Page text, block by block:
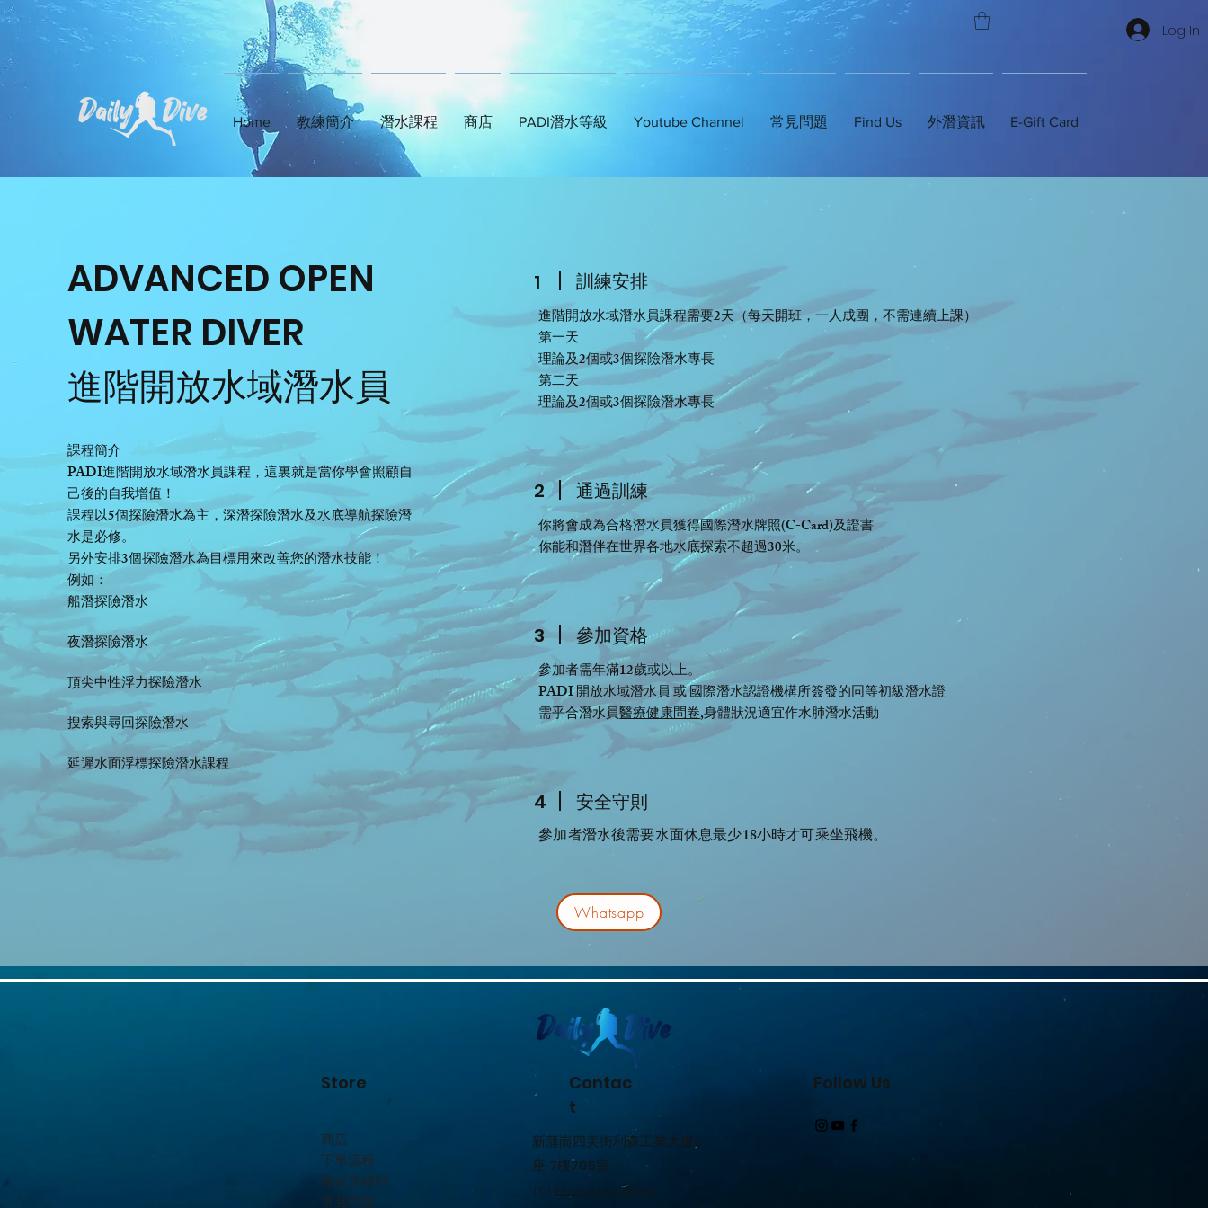
Log In
Home 教練簡介 潛水課程 商店 PADI潛水等級 Youtube Channel 常見問題 Find Us 外潛資訊 E-Gift Card
ADVANCED OPEN
WATER DIVER
進階開放水域潛水員
課程簡介
PADI進階開放水域潛水員課程，這裏就是當你學會照顧自
己後的自我增值！
課程以5個探險潛水為主，深潛探險潛水及水底導航探險潛
水是必修。
另外安排3個探險潛水為目標用來改善您的潛水技能！
例如：
船潛探險潛水
夜潛探險潛水
頂尖中性浮力探險潛水
搜索與尋回探險潛水
延遲水面浮標探險潛水課程
1 ​訓練安排
進階開放水域潛水員課程需要2天（每天開班，一人成團，不需連續上課）
第一天
理論及2個或3個探險潛水專長
第二天
理論及2個或3個探險潛水專長
2 通過訓練
你將會成為合格潛水員獲得國際潛水牌照(C-Card)及證書
你能和潛伴在世界各地水底探索不超過30米。
3 ​參加資格
參加者需年滿12歲或以上。
PADI 開放水域潛水員 或 國際潛水認證機構所簽發的同等初級潛水證
需乎合潛水員醫療健康問卷,身體狀況適宜作水肺潛水活動
4 安全守則
參加者潛水後需要水面休息最少18小時才可乘坐飛機。
Whatsapp
Store
商店
下單流程
條款及細則
常見問題
Contac
t
新蒲崗四美街利森工業大廈c
座 7樓705室
Tel: 852-6573 8474
Follow Us